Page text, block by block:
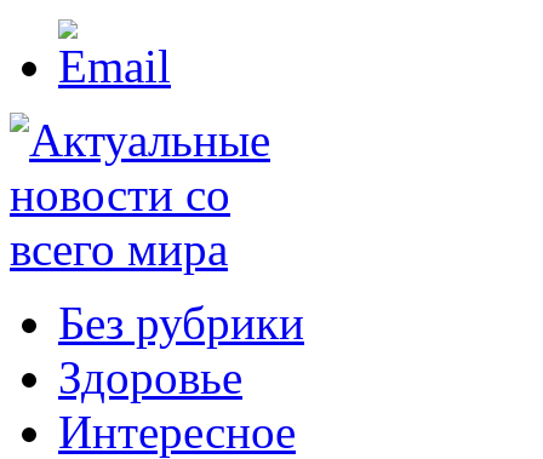
Без рубрики
Здоровье
Интересное